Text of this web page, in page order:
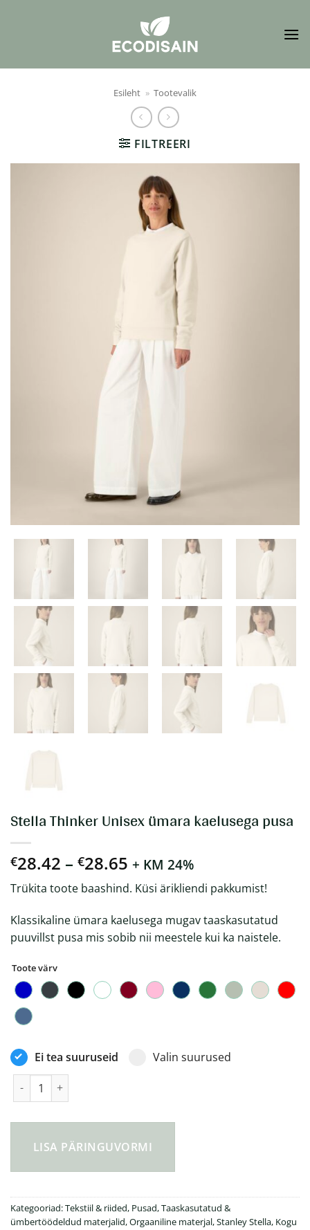
Esileht » Tootevalik
FILTREERI
Stella Thinker Unisex ümara kaelusega pusa
€28.42 – €28.65 Hinnavahemik:
€28.42
kuni
€28.65
+ KM 24%
Trükita toote baashind. Küsi ärikliendi pakkumist!
Klassikaline ümara kaelusega mugav taaskasutatud
puuvillst pusa mis sobib nii meestele kui ka naistele.
Toote värv
Ei tea suuruseid Valin suurused
LISA PÄRINGUVORMI
Kategooriad:Tekstiil & riided, Pusad,Taaskasutatud &
ümbertöödeldud materjalid,Orgaaniline materjal,Stanley Stella, Kogu